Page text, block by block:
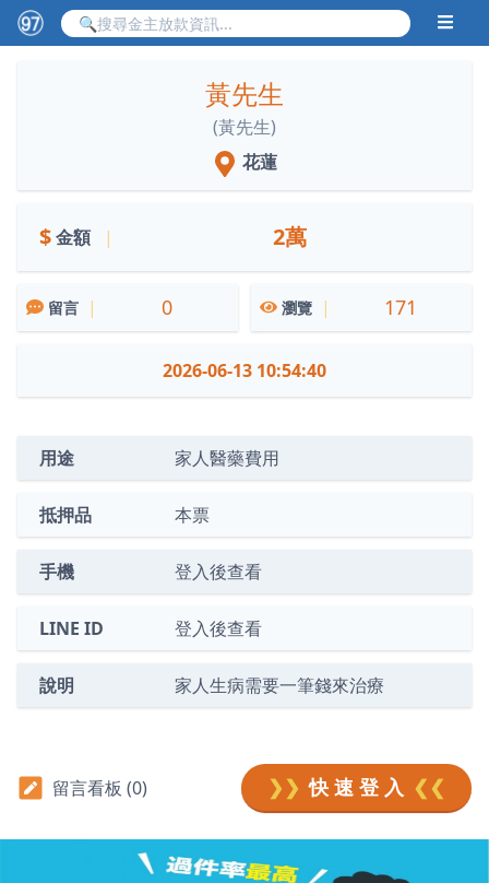
黃先生
(黃先生)
花蓮
$金額 | 2萬
留言 | 0 瀏覽 | 171
2026-06-13 10:54:40
用途 家人醫藥費用
抵押品 本票
手機 登入後查看
LINE ID 登入後查看
說明 家人生病需要一筆錢來治療
留言看板 (0) ❯❯ 快 速 登 入 ❮❮